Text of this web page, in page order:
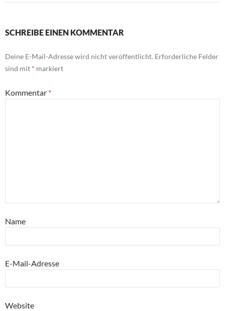
SCHREIBE EINEN KOMMENTAR
Deine E-Mail-Adresse wird nicht veröffentlicht. Erforderliche Felder
sind mit * markiert
Kommentar *
Name
E-Mail-Adresse
Website